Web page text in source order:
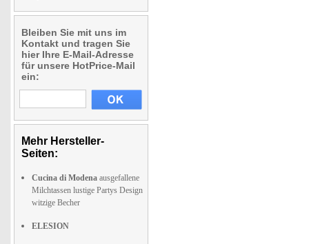
Bleiben Sie mit uns im
Kontakt und tragen Sie
hier Ihre E-Mail-Adresse
für unsere HotPrice-Mail
ein:
Mehr Hersteller-
Seiten:
Cucina di Modena ausgefallene
Milchtassen lustige Partys Design
witzige Becher
ELESION